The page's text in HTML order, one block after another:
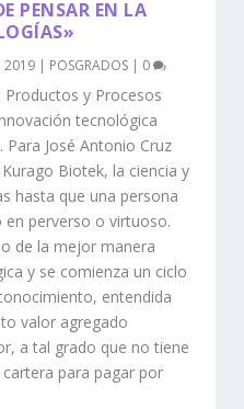
PENSAR EN LA
2019 | POSGRADOS | 0
Productos y Procesos
tecnológica
José Antonio Cruz
Biotek, la ciencia y
hasta que una persona
perverso o virtuoso.
de la mejor manera
y se comienza un ciclo
entendida
valor agregado
a tal grado que no tiene
para pagar por